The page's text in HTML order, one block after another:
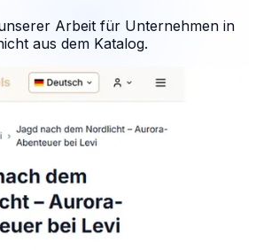
Arbeit für Unternehmen in
aus dem Katalog.